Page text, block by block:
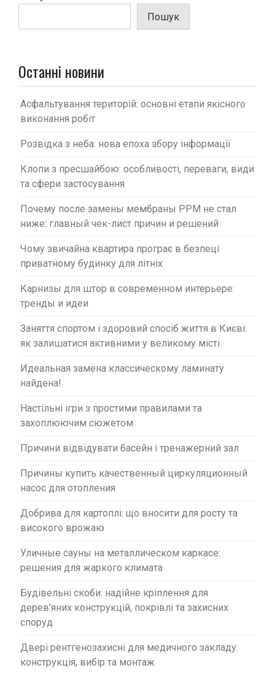
Пошук
Останні новини
Асфальтування територій: основні етапи якісного
виконання робіт
Розвідка з неба: нова епоха збору інформації
Клопи з пресшайбою: особливості, переваги, види
та сфери застосування
Почему после замены мембраны PPM не стал
ниже: главный чек-лист причин и решений
Чому звичайна квартира програє в безпеці
приватному будинку для літніх
Карнизы для штор в современном интерьере:
тренды и идеи
Заняття спортом і здоровий спосіб життя в Києві:
як залишатися активними у великому місті
Идеальная замена классическому ламинату
найдена!
Настільні ігри з простими правилами та
захоплюючим сюжетом
Причини відвідувати басейн і тренажерний зал
Причины купить качественный циркуляционный
насос для отопления
Добрива для картоплі: що вносити для росту та
високого врожаю
Уличные сауны на металлическом каркасе:
решения для жаркого климата
Будівельні скоби: надійне кріплення для
дерев’яних конструкцій, покрівлі та захисних
споруд
Двері рентгенозахисні для медичного закладу:
конструкція, вибір та монтаж